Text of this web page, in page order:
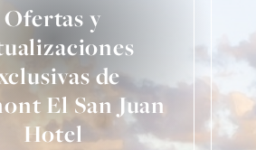
Ofertas y
de
El San Juan
Hotel